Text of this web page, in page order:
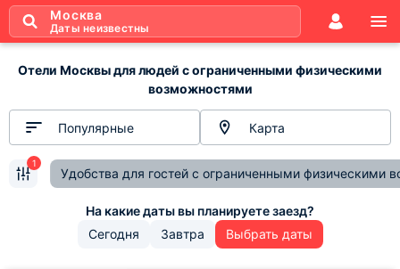
Москва
Даты неизвестны
Отели Москвы для людей с ограниченными физическими
возможностями
Популярные Карта
Удобства для гостей с ограниченными физическими
1
Сегодня Завтра Выбрать даты